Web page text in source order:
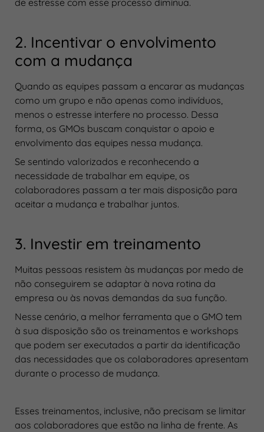
de estresse com esse processo diminua.
2. Incentivar o envolvimento
com a mudança
Quando as equipes passam a encarar as mudanças
como um grupo e não apenas como indivíduos,
menos o estresse interfere no processo. Dessa
forma, os GMOs buscam conquistar o apoio e
envolvimento das equipes nessa mudança.
Se sentindo valorizados e reconhecendo a
necessidade de trabalhar em equipe, os
colaboradores passam a ter mais disposição para
aceitar a mudança e trabalhar juntos.
3. Investir em treinamento
Muitas pessoas resistem às mudanças por medo de
não conseguirem se adaptar à nova rotina da
empresa ou às novas demandas da sua função.
Nesse cenário, a melhor ferramenta que o GMO tem
à sua disposição são os treinamentos e workshops
que podem ser executados a partir da identificação
das necessidades que os colaboradores apresentam
durante o processo de mudança.
Esses treinamentos, inclusive, não precisam se limitar
aos colaboradores que estão na linha de frente. As